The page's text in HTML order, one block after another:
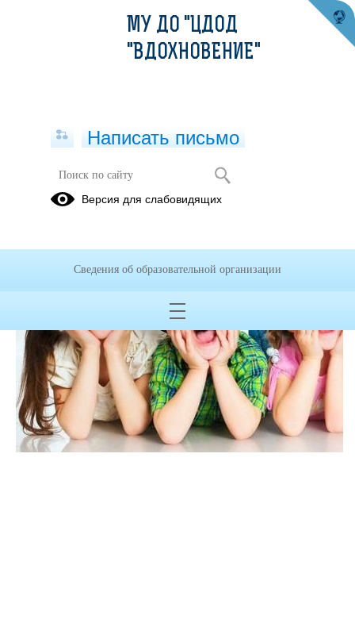
МУ ДО "ЦДОД
"ВДОХНОВЕНИЕ"
Написать письмо
Версия для слабовидящих
Сведения об образовательной организации